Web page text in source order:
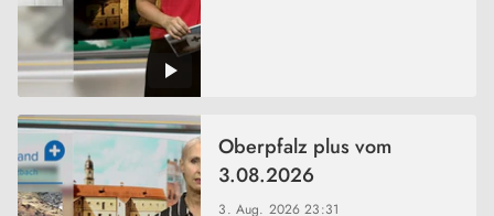
3. Aug. 202623:31
Oberpfalz plus vom
3.08.2026